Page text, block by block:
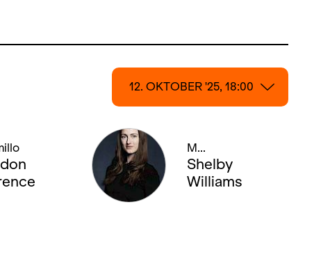
12. OKTOBER '25, 18:00
18. OKTOBER '25, 19:00
23. OKTOBER '25, 20:00
M...
Shelby
Williams